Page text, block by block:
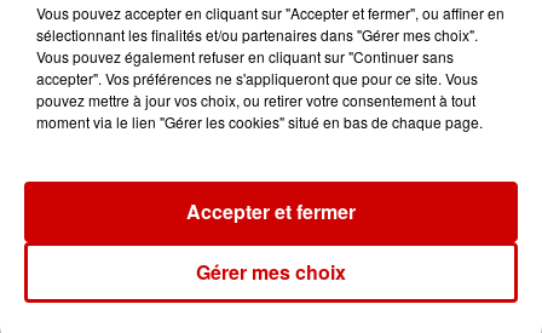
Le Duel - Gagnez votre balade
Vous pouvez accepter en cliquant sur "Accepter et fermer", ou affiner en
sélectionnant les finalités et/ou partenaires dans "Gérer mes choix".
Vous pouvez également refuser en cliquant sur "Continuer sans
accepter". Vos préférences ne s'appliqueront que pour ce site. Vous
pouvez mettre à jour vos choix, ou retirer votre consentement à tout
moment via le lien "Gérer les cookies" situé en bas de chaque page.
Gérer mes choix
Accepter et fermer